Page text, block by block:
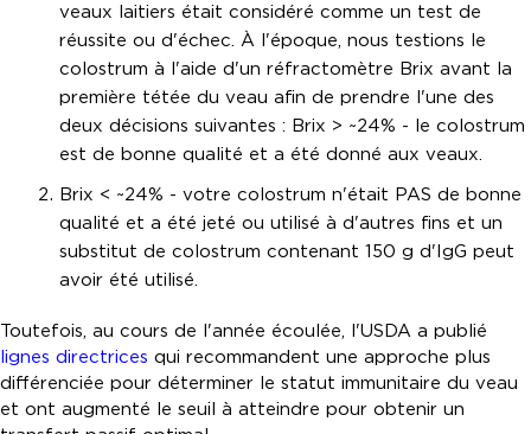
veaux laitiers était considéré comme un test de
réussite ou d'échec. À l'époque, nous testions le
colostrum à l'aide d'un réfractomètre Brix avant la
première tétée du veau afin de prendre l'une des
deux décisions suivantes : Brix > ~24% - le colostrum
est de bonne qualité et a été donné aux veaux.
Brix < ~24% - votre colostrum n'était PAS de bonne
qualité et a été jeté ou utilisé à d'autres fins et un
substitut de colostrum contenant 150 g d'IgG peut
avoir été utilisé.
Toutefois, au cours de l'année écoulée, l'USDA a publié
lignes directrices qui recommandent une approche plus
différenciée pour déterminer le statut immunitaire du veau
et ont augmenté le seuil à atteindre pour obtenir un